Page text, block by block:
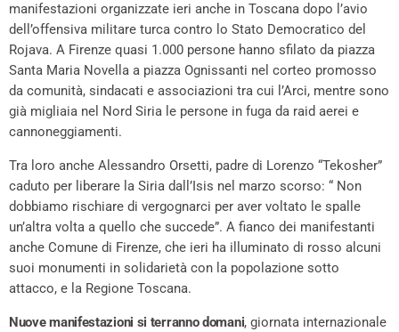
manifestazioni organizzate ieri anche in Toscana dopo l’avio
dell’offensiva militare turca contro lo Stato Democratico del
Rojava. A Firenze quasi 1.000 persone hanno sfilato da piazza
Santa Maria Novella a piazza Ognissanti nel corteo promosso
da comunità, sindacati e associazioni tra cui l’Arci, mentre sono
già migliaia nel Nord Siria le persone in fuga da raid aerei e
cannoneggiamenti.
Tra loro anche Alessandro Orsetti, padre di Lorenzo “Tekosher”
caduto per liberare la Siria dall’Isis nel marzo scorso: “ Non
dobbiamo rischiare di vergognarci per aver voltato le spalle
un’altra volta a quello che succede”. A fianco dei manifestanti
anche Comune di Firenze, che ieri ha illuminato di rosso alcuni
suoi monumenti in solidarietà con la popolazione sotto
attacco, e la Regione Toscana.
Nuove manifestazioni si terranno domani, giornata internazionale